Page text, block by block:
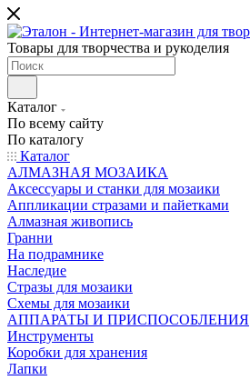
Товары для творчества и рукоделия
Каталог
По всему сайту
По каталогу
Каталог
АЛМАЗНАЯ МОЗАИКА
Аксессуары и станки для мозаики
Аппликации стразами и пайетками
Алмазная живопись
Гранни
На подрамнике
Наследие
Стразы для мозаики
Схемы для мозаики
АППАРАТЫ И ПРИСПОСОБЛЕНИЯ
Инструменты
Коробки для хранения
Лапки